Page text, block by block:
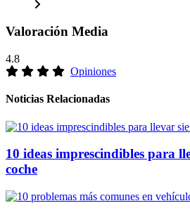
Valoración Media
4.8
Opiniones
Noticias Relacionadas
10 ideas imprescindibles para
coche